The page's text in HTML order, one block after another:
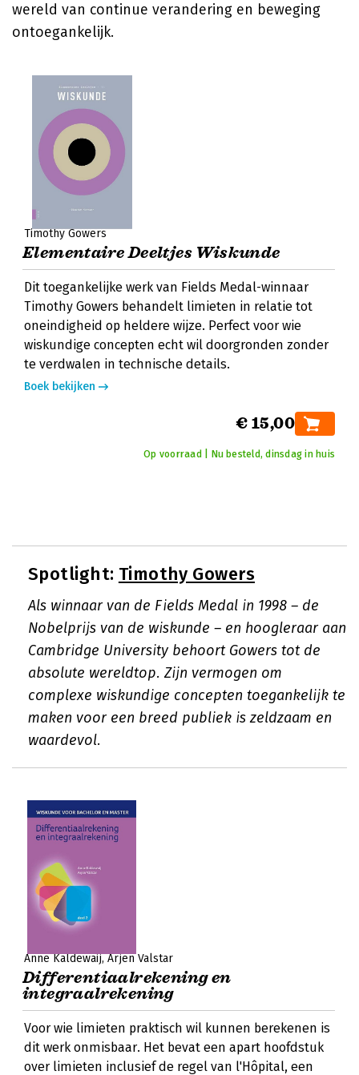
wereld van continue verandering en beweging
ontoegankelijk.
Timothy Gowers
Elementaire Deeltjes Wiskunde
Dit toegankelijke werk van Fields Medal-winnaar
Timothy Gowers behandelt limieten in relatie tot
oneindigheid op heldere wijze. Perfect voor wie
wiskundige concepten echt wil doorgronden zonder
te verdwalen in technische details.
Boek bekijken
€ 15,00
Op voorraad | Nu besteld, dinsdag in huis
Spotlight: Timothy Gowers
Als winnaar van de Fields Medal in 1998 – de
Nobelprijs van de wiskunde – en hoogleraar aan
Cambridge University behoort Gowers tot de
absolute wereldtop. Zijn vermogen om
complexe wiskundige concepten toegankelijk te
maken voor een breed publiek is zeldzaam en
waardevol.
Anne Kaldewaij Arjen Valstar
Differentiaalrekening en
integraalrekening
Voor wie limieten praktisch wil kunnen berekenen is
dit werk onmisbaar. Het bevat een apart hoofdstuk
over limieten inclusief de regel van l'Hôpital, een